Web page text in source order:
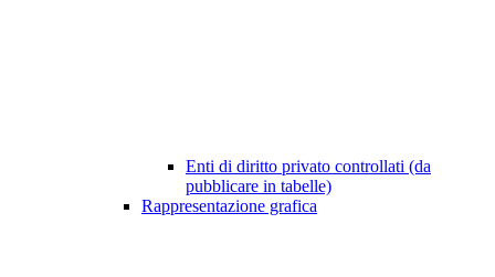
Enti di diritto privato controllati (da
pubblicare in tabelle)
Rappresentazione grafica